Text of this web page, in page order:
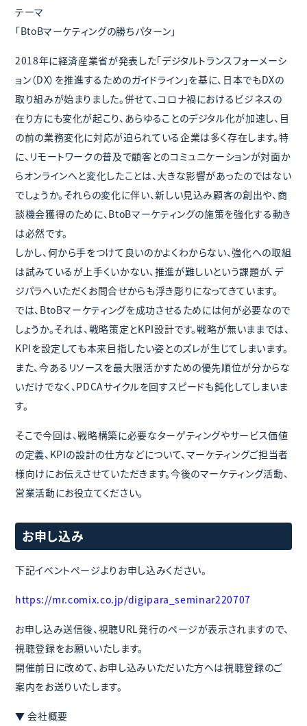
テーマ
「BtoBマーケティングの勝ちパターン」
2018年に経済産業省が発表した「デジタルトランスフォーメーシ
ョン（DX）を推進するためのガイドライン」を基に、日本でもDXの
取り組みが始まりました。併せて、コロナ禍におけるビジネスの
在り方にも変化が起こり、あらゆることのデジタル化が加速し、目
の前の業務変化に対応が迫られている企業は多く存在します。特
に、リモートワークの普及で顧客とのコミュニケーションが対面か
らオンラインへと変化したことは、大きな影響があったのではない
でしょうか。それらの変化に伴い、新しい見込み顧客の創出や、商
談機会獲得のために、BtoBマーケティングの施策を強化する動き
は必然です。
しかし、何から手をつけて良いのかよくわからない、強化への取組
は試みているが上手くいかない、推進が難しいという課題が、デ
ジパラへいただくお問合せからも浮き彫りになってきています。
では、BtoBマーケティングを成功させるためには何が必要なので
しょうか。それは、戦略策定とKPI設計です。戦略が無いままでは、
KPIを設定しても本来目指したい姿とのズレが生じてしまいます。
また、今あるリソースを最大限活かすための優先順位が分からな
いだけでなく、PDCAサイクルを回すスピードも鈍化してしまいま
す。
そこで今回は、戦略構築に必要なターゲティングやサービス価値
の定義、KPIの設計の仕方などについて、マーケティングご担当者
様向けにお伝えさせていただきます。今後のマーケティング活動、
営業活動にお役立てください。
お申し込み
下記イベントページよりお申し込みください。
https://mr.comix.co.jp/digipara_seminar220707
お申し込み送信後、視聴URL発行のページが表示されますので、
視聴登録をお願いいたします。
開催前日に改めて、お申し込みいただいた方へは視聴登録のご
案内をお送りいたします。
▼ 会社概要